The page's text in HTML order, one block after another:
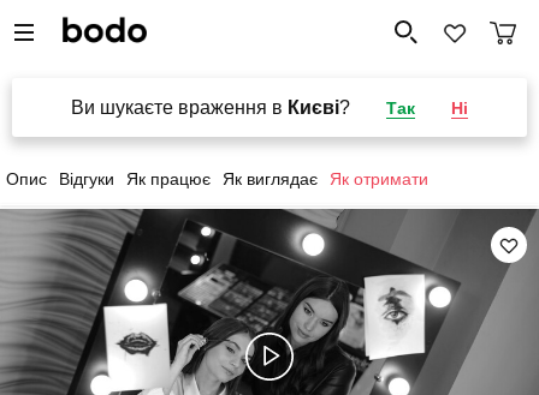
Ви шукаєте враження в Києві? Так Ні
Опис Відгуки Як працює Як виглядає Як отримати